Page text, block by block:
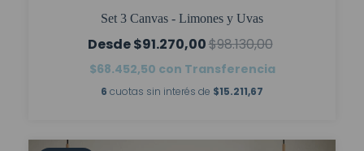
Set 3 Canvas - Limones y Uvas
$91.270,00$98.130,00
$68.452,50 con Transferencia
6 cuotas sin interés de $15.211,67